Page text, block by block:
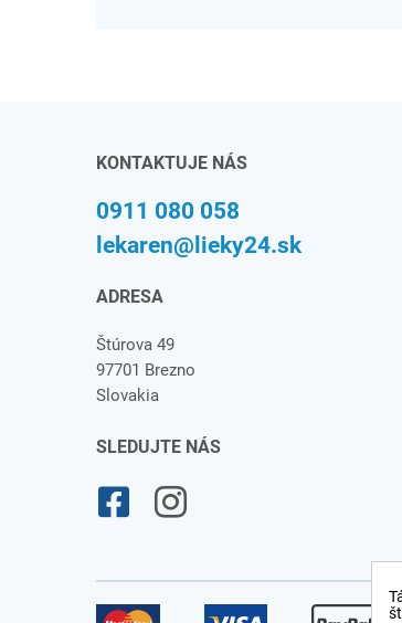
KONTAKTUJE NÁS
0911 080 058
lekaren@lieky24.sk
ADRESA
Štúrova 49
97701 Brezno
Slovakia
SLEDUJTE NÁS